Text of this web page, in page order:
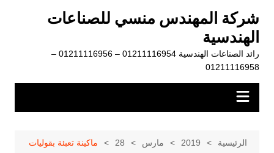
المحتوى
شركة المهندس منسي للصناعات
الهندسية
رائد الصناعات الهندسية 01211116954 – 01211116956 –
01211116958
الرئيسية 2019 مارس 28 ماكينة تعبئة بقوليات